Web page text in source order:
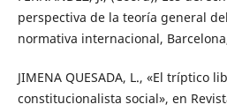
perspectiva de la teoría general
normativa internacional,
JIMENA QUESADA, L., «El tríptico
constitucionalista social», en